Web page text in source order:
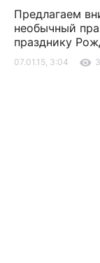
Предлагаем
необычный
празднику
07.01.15, 3:04